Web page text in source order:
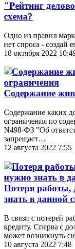
"Рейтинг
схема?
Одно из правил
нет спроса -
18 октября 2022
Содержание
Содержание каких
ограничения по
N498-ФЗ "Об
запрещает…
12 августа 2022 7:55
Потеря работы,
знать в данной
В связи с потерей
кредиту. Сперва с
может возникнуть
10 августа 2022 7:48